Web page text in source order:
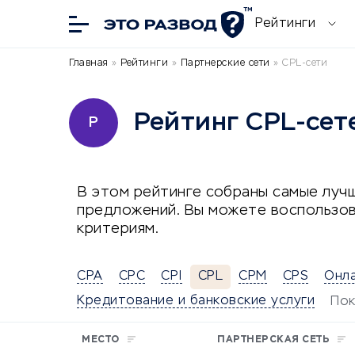
Рейтинги
Главная » Рейтинги » Партнерские сети » CPL-сети
Р Рейтинг CPL-
В этом рейтинге собраны самые
предложений. Вы можете
критериям.
CPA CPC CPI CPL CPM CPS
Кредитование и банковские услуги
МЕСТО ПАРТНЕРСКАЯ СЕТЬ